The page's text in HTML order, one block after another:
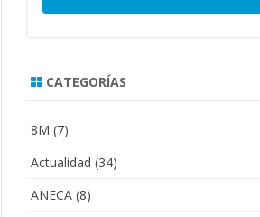
CATEGORÍAS
8M (7)
Actualidad (34)
ANECA(8)